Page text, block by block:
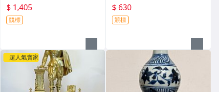
$ 1,405
競標
$ 630
競標
超人氣賣家